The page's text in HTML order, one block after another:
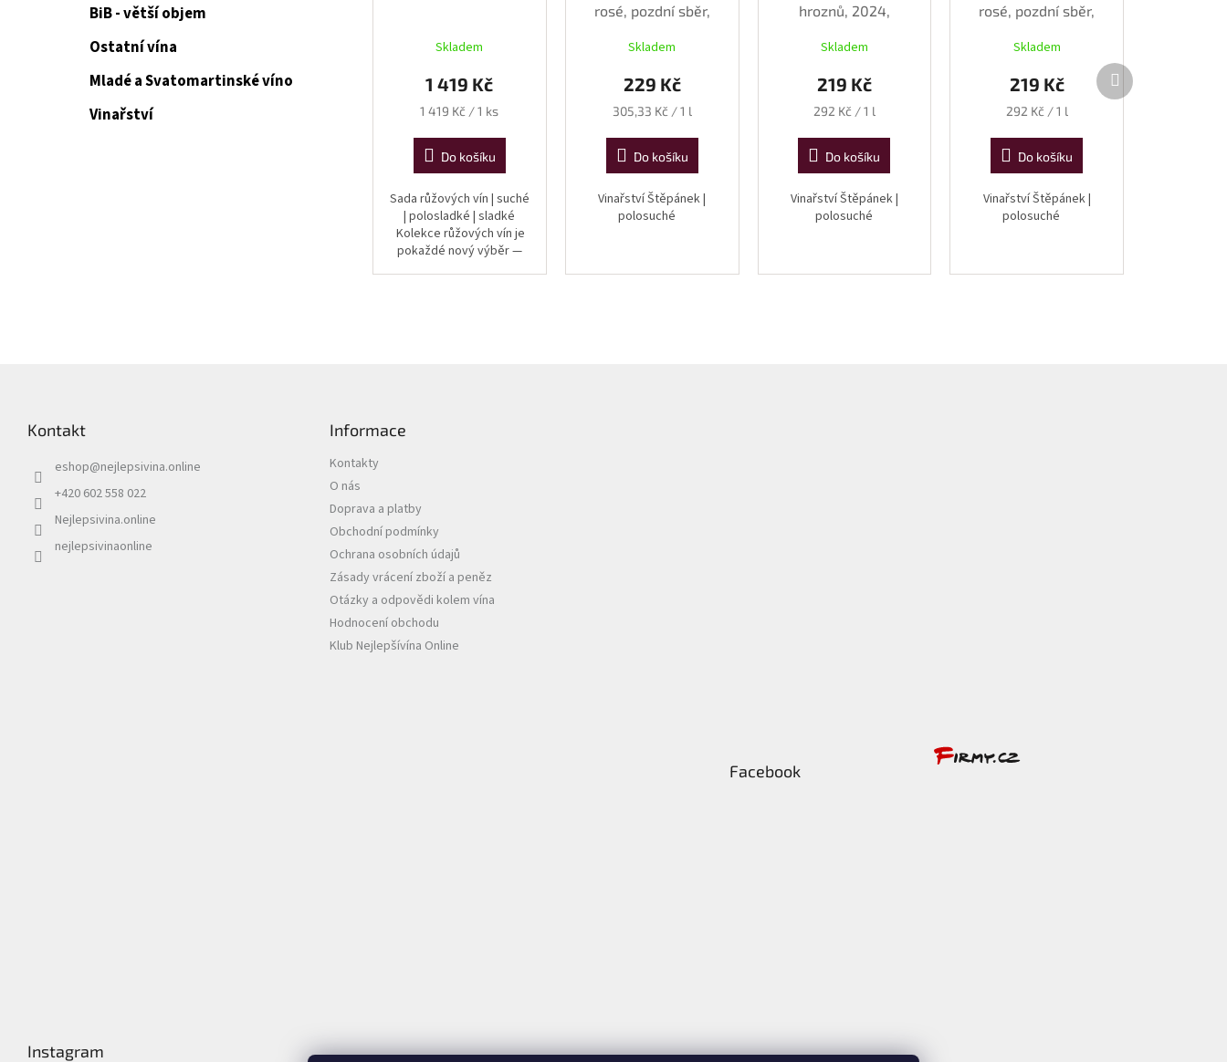
BiB - větší objem
Ostatní vína
Mladé a Svatomartinské víno
Vinařství
Skladem
1 419 Kč
Měrná
1 419 Kč / 1 ks
Do košíku
Sada růžových vín | suché
| polosladké | sladké
Kolekce růžových vín je
pokaždé nový výběr —
rosé, pozdní sběr,
l
Skladem
229 Kč
Měrná
305,33 Kč / 1 l
Do košíku
Vinařství Štěpánek |
polosuché
hroznů, 2024,
Skladem
219 Kč
Měrná
292 Kč / 1 l
Do košíku
Vinařství Štěpánek |
polosuché
rosé, pozdní sběr,
l
Skladem
219 Kč
Měrná
292 Kč / 1 l
Do košíku
Vinařství Štěpánek |
polosuché
Další
produkt
Kontakt
eshop@nejlepsivina.online
+420 602 558 022
Nejlepsivina.online
nejlepsivinaonline
Informace
Kontakty
O nás
Doprava a platby
Obchodní podmínky
Ochrana osobních údajů
Zásady vrácení zboží a peněz
Otázky a odpovědi kolem vína
Hodnocení obchodu
Klub Nejlepšívína Online
Facebook
Instagram